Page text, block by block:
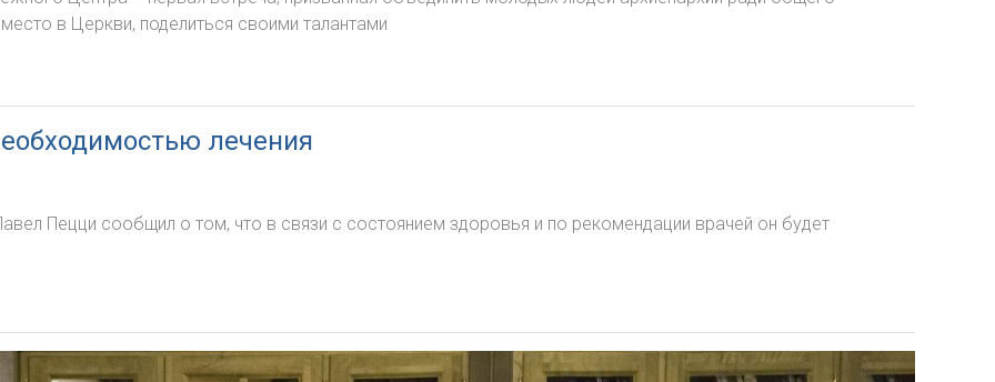
в Церкви, поделиться своими талантами
лечения
Пецци сообщил о том, что в связи с состоянием здоровья и по рекомендации врачей он будет